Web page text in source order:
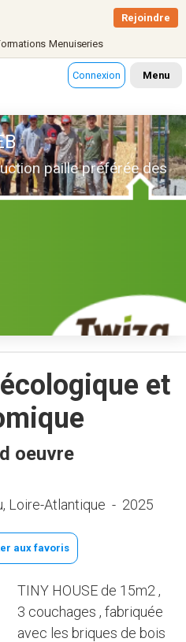
Menuiseries
Rejoindre
Connexion Menu
paille préférée des
et
oeuvre
Loire-Atlantique - 2025
aux favoris
TINY HOUSE de 15m2 ,
3 couchages , fabriquée
avec les briques de bois